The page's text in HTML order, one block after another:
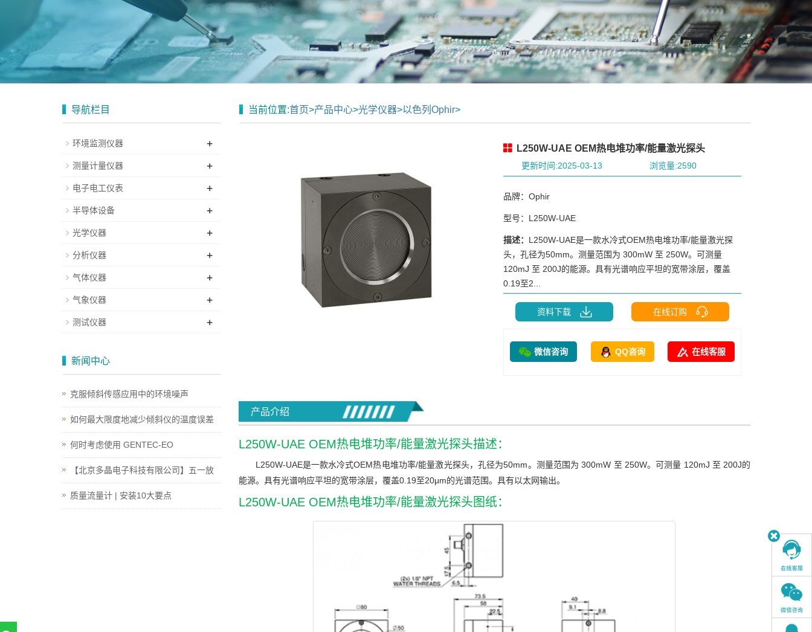
当前位置:首页>产品中心>光学仪器>以色列Ophir>
L250W-UAE OEM热电堆功率/能量激光探头
更新时间:2025-03-13 浏览量:2590
品牌：Ophir
型号：L250W-UAE
描述： L250W-UAE是一款水冷式OEM热电堆功率/能量激光探
头，孔径为50mm。测量范围为 300mW 至 250W。可测量
120mJ 至 200J的能源。具有光谱响应平坦的宽带涂层，覆盖
0.19至2...
资料下载 在线订购
微信咨询 QQ咨询 在线客服
产品介绍
L250W-UAE OEM热电堆功率/能量激光探头描述：
L250W-UAE是一款水冷式OEM热电堆功率/能量激光探头，孔径为50mm。测量范围为 300mW 至 250W。可测量 120mJ 至 200J的
能源。具有光谱响应平坦的宽带涂层，覆盖0.19至20μm的光谱范围。具有以太网输出。
L250W-UAE OEM热电堆功率/能量激光探头图纸：
导航栏目
环境监测仪器 +
测量计量仪器 +
电子电工仪表 +
半导体设备 +
光学仪器 +
分析仪器 +
气体仪器 +
气象仪器 +
测试仪器 +
新闻中心
克服倾斜传感应用中的环境噪声
如何最大限度地减少倾斜仪的温度误差
何时考虑使用 GENTEC-EO
【北京多晶电子科技有限公司】五一放
质量流量计 | 安装10大要点